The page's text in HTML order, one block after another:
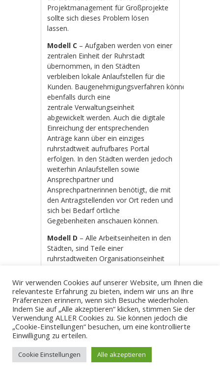
Projektmanagement für Großprojekte
sollte sich dieses Problem lösen
lassen.
Modell C – Aufgaben werden von einer
zentralen Einheit der Ruhrstadt
übernommen, in den Städten
verbleiben lokale Anlaufstellen für die
Kunden. Baugenehmigungsverfahren können
ebenfalls durch eine
zentrale Verwaltungseinheit
abgewickelt werden. Auch die digitale
Einreichung der entsprechenden
Anträge kann über ein einziges
ruhrstadtweit aufrufbares Portal
erfolgen. In den Städten werden jedoch
weiterhin Anlaufstellen sowie
Ansprechpartner und
Ansprechpartnerinnen benötigt, die mit
den Antragstellenden vor Ort reden und
sich bei Bedarf örtliche
Gegebenheiten anschauen können.
Modell D – Alle Arbeitseinheiten in den
Städten, sind Teile einer
ruhrstadtweiten Organisationseinheit
dezentrale Aufgabenerfüllung weiterhin
sinnvoll, können die dezentralen
Einheiten zumindest einer zentralen
Leitung unterstellt werden. Damit
können 15 Amtsleitungen durch eine
einzige ersetzt werden. So sollte die
Natur- und Landschaftsflächenpflege
weiterhin dezentral erfolgen, kann aber
ruhrgebietsweit zentral organisiert
Wir verwenden Cookies auf unserer Website, um Ihnen die
relevanteste Erfahrung zu bieten, indem wir uns an Ihre
Präferenzen erinnern, wenn sich Besuche wiederholen.
Indem Sie auf „Alle akzeptieren“ klicken, stimmen Sie der
Verwendung ALLER Cookies zu. Sie können jedoch die
„Cookie-Einstellungen“ besuchen, um eine kontrollierte
Einwilligung zu erteilen.
Cookie Einstellungen Alle akzeptieren